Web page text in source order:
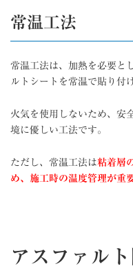
常温工法
常温工法は、加熱を必要と
ルトシートを常温で貼り付
火気を使用しないため、安
境に優しい工法です。
ただし、常温工法は粘着層
め、施工時の温度管理が重
アスファル